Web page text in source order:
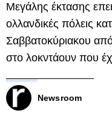
Μεγάλης έκτασης
ολλανδικές πόλεις
Σαββατοκύριακου από
στο λοκντάουν που
Newsroom